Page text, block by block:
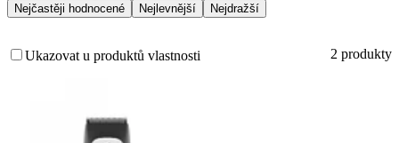
Nejčastěji hodnocené
Nejlevnější Nejdražší
Ukazovat u produktů vlastnosti 2 produkty